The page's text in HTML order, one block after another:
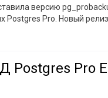
версию
Postgres Pro. Новый
Postgres Pro